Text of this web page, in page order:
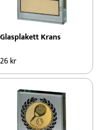
Glasplakett Krans
26kr